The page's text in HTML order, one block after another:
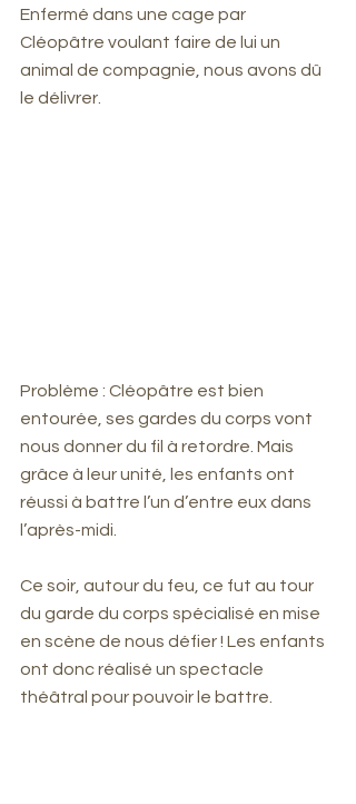
Enfermé dans une cage par
Cléopâtre voulant faire de lui un
animal de compagnie, nous avons dû
le délivrer.
Problème : Cléopâtre est bien
entourée, ses gardes du corps vont
nous donner du fil à retordre. Mais
grâce à leur unité, les enfants ont
réussi à battre l’un d’entre eux dans
l’après-midi.
Ce soir, autour du feu, ce fut au tour
du garde du corps spécialisé en mise
en scène de nous défier ! Les enfants
ont donc réalisé un spectacle
théâtral pour pouvoir le battre.